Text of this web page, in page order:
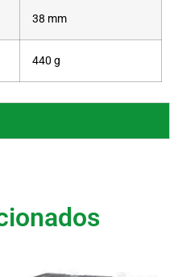
38 mm
440 g